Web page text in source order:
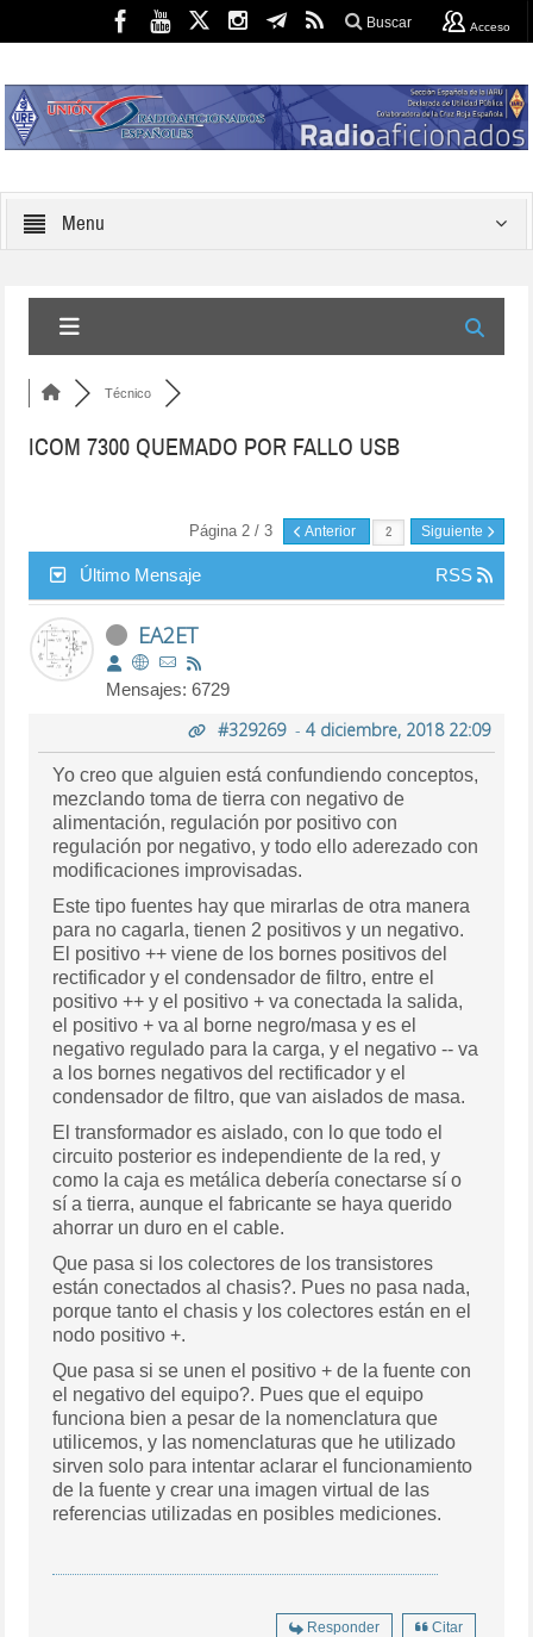
Buscar Acceso
Menu
Técnico
ICOM 7300 QUEMADO POR FALLO USB
Página 2 / 3 Anterior Siguiente
Último Mensaje RSS
EA2ET
Mensajes: 6729
#329269- 4 diciembre, 2018 22:09
Yo creo que alguien está confundiendo conceptos,
mezclando toma de tierra con negativo de
alimentación, regulación por positivo con
regulación por negativo, y todo ello aderezado con
modificaciones improvisadas.
Este tipo fuentes hay que mirarlas de otra manera
para no cagarla, tienen 2 positivos y un negativo.
El positivo ++ viene de los bornes positivos del
rectificador y el condensador de filtro, entre el
positivo ++ y el positivo + va conectada la salida,
el positivo + va al borne negro/masa y es el
negativo regulado para la carga, y el negativo -- va
a los bornes negativos del rectificador y el
condensador de filtro, que van aislados de masa.
El transformador es aislado, con lo que todo el
circuito posterior es independiente de la red, y
como la caja es metálica debería conectarse sí o
sí a tierra, aunque el fabricante se haya querido
ahorrar un duro en el cable.
Que pasa si los colectores de los transistores
están conectados al chasis?. Pues no pasa nada,
porque tanto el chasis y los colectores están en el
nodo positivo +.
Que pasa si se unen el positivo + de la fuente con
el negativo del equipo?. Pues que el equipo
funciona bien a pesar de la nomenclatura que
utilicemos, y las nomenclaturas que he utilizado
sirven solo para intentar aclarar el funcionamiento
de la fuente y crear una imagen virtual de las
referencias utilizadas en posibles mediciones.
Responder Citar